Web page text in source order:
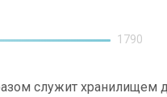
1790
служит